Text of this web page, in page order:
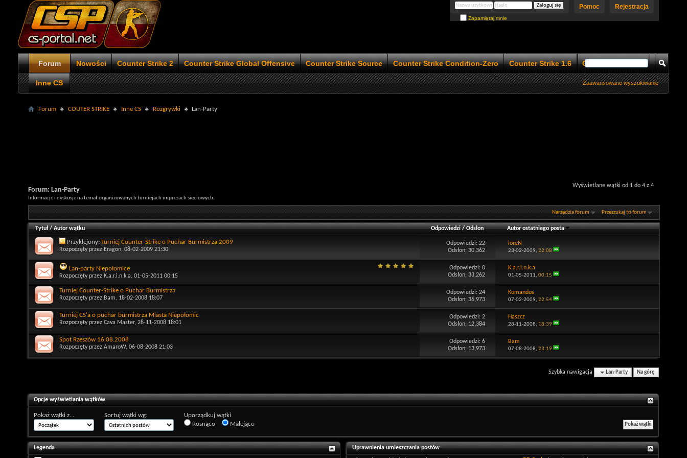
Rejestracja
Pomoc
Zapamiętaj mnie
Forum Nowości Counter Strike 2 Counter Strike Global Offensive Counter Strike Source Counter Strike Condition-Zero Counter Strike 1.6 Counter Strike 1.5
Inne CS Zaawansowane wyszukiwanie
Forum COUTER STRIKE Inne CS Rozgrywki Lan-Party
Wyświetlane wątki od 1 do 4 z 4
Forum: Lan-Party
Informacje i dyskusje na temat organizowanych turniejach imprezach sieciowych.
Narzędzia forum Przeszukaj to forum
Tytuł/Autor wątku Odpowiedzi/Odsłon Autor ostatniego posta
Przyklejony: Turniej Counter-Strike o Puchar Burmistrza 2009
Rozpoczęty przez Eragon, 08-02-2009 21:30
Odpowiedzi:22
Odsłon: 30,362
loreN
23-02-2009, 22:08
Lan-party Niepołomice
Rozpoczęty przez K.a.r.i.n.k.a, 01-05-2011 00:15
Odpowiedzi:0
Odsłon: 33,262
K.a.r.i.n.k.a
01-05-2011, 00:15
Turniej Counter-Strike o Puchar Burmistrza
Rozpoczęty przez Bam, 18-02-2008 18:07
Odpowiedzi:24
Odsłon: 36,973
Komandos
07-02-2009, 22:54
Turniej CS'a o puchar burmistrza Miasta Niepołomic
Rozpoczęty przez Cava Master, 28-11-2008 18:01
Odpowiedzi:2
Odsłon: 12,384
Haszcz
28-11-2008, 18:39
Spot Rzeszów 16.08.2008
Rozpoczęty przez AmaroW, 06-08-2008 21:03
Odpowiedzi:6
Odsłon: 13,973
Bam
07-08-2008, 23:19
Szybka nawigacja Lan-Party Na górę
Opcje wyświetlania wątków
Pokaż wątki z... Sortuj wątki wg:
Uporządkuj wątki
Rosnąco
Malejąco
Legenda Uprawnienia umieszczania postów